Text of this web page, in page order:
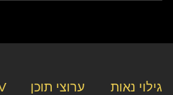
ערוצי תוכן גילוי נאות